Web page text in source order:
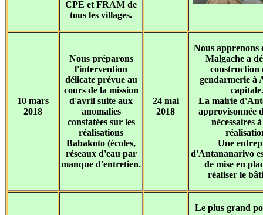
CPE et FRAM de
tous les villages.
10 mars
2018
Nous préparons
l'intervention
délicate prévue au
cours de la mission
d'avril suite aux
anomalies
constatées sur les
réalisations
Babakoto (écoles,
réseaux d'eau par
manque d'entretien.
24 mai
2018
Nous apprenons
Malgache a
construction
gendarmerie à
capitale.
La mairie
approvisonnée
nécessaires
Une
d'Antananarivo
de mise en
réaliser le
Le plus grand